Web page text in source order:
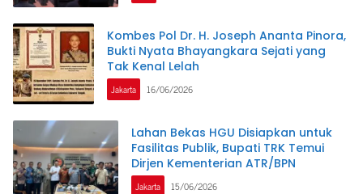
Kombes Pol Dr. H. Joseph Ananta Pinora,
Bukti Nyata Bhayangkara Sejati yang
Tak Kenal Lelah
Jakarta 16/06/2026
Lahan Bekas HGU Disiapkan untuk
Fasilitas Publik, Bupati TRK Temui
Dirjen Kementerian ATR/BPN
Jakarta 15/06/2026